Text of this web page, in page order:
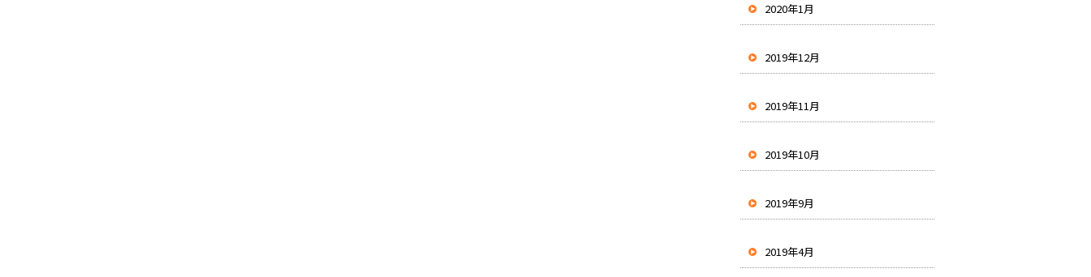
2020年1月
2019年12月
2019年11月
2019年10月
2019年9月
2019年4月